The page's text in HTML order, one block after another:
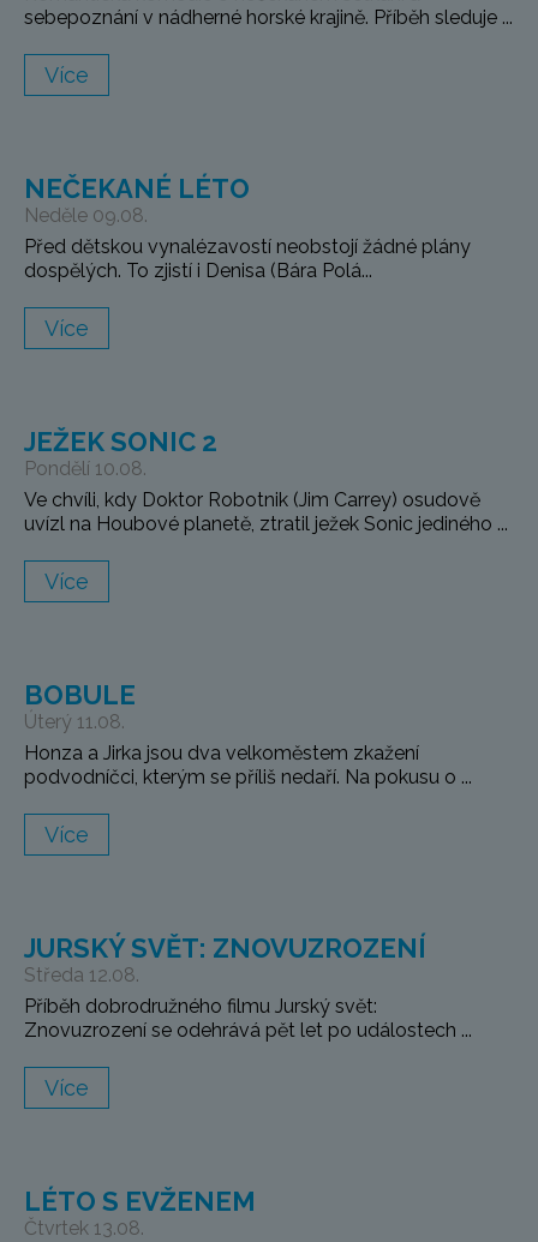
sebepoznání v nádherné horské krajině. Příběh sleduje ...
Více
NEČEKANÉ LÉTO
Neděle 09.08.
Před dětskou vynalézavostí neobstojí žádné plány
dospělých. To zjistí i Denisa (Bára Polá...
Více
JEŽEK SONIC 2
Pondělí 10.08.
Ve chvíli, kdy Doktor Robotnik (Jim Carrey) osudově
uvízl na Houbové planetě, ztratil ježek Sonic jediného ...
Více
BOBULE
Úterý 11.08.
Honza a Jirka jsou dva velkoměstem zkažení
podvodníčci, kterým se příliš nedaří. Na pokusu o ...
Více
JURSKÝ SVĚT: ZNOVUZROZENÍ
Středa 12.08.
Příběh dobrodružného filmu Jurský svět:
Znovuzrození se odehrává pět let po událostech ...
Více
LÉTO S EVŽENEM
Čtvrtek 13.08.